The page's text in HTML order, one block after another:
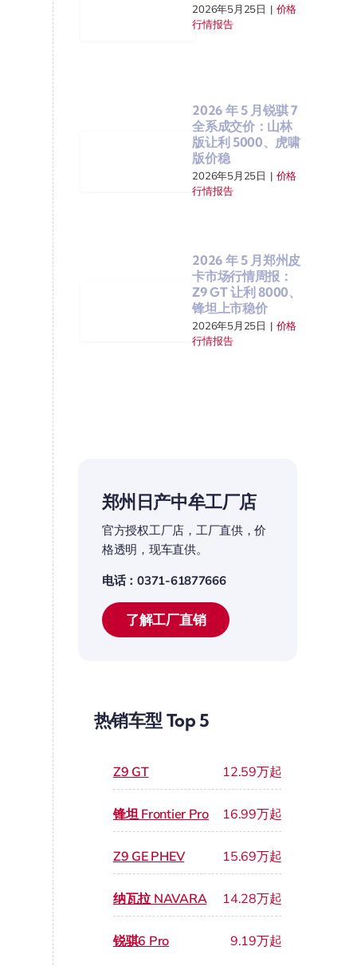
2026年5月25日 | 价格
行情报告
2026 年 5 月锐骐 7
全系成交价：山林
版让利 5000、虎啸
版价稳
2026年5月25日 | 价格
行情报告
2026 年 5 月郑州皮
卡市场行情周报：
Z9 GT 让利 8000、
锋坦上市稳价
2026年5月25日 | 价格
行情报告
郑州日产中牟工厂店
官方授权工厂店，工厂直供，价
格透明，现车直供。
电话：0371-61877666
了解工厂直销
热销车型 Top 5
Z9 GT 12.59万起
锋坦 Frontier Pro 16.99万起
Z9 GE PHEV 15.69万起
纳瓦拉 NAVARA 14.28万起
锐骐6 Pro 9.19万起